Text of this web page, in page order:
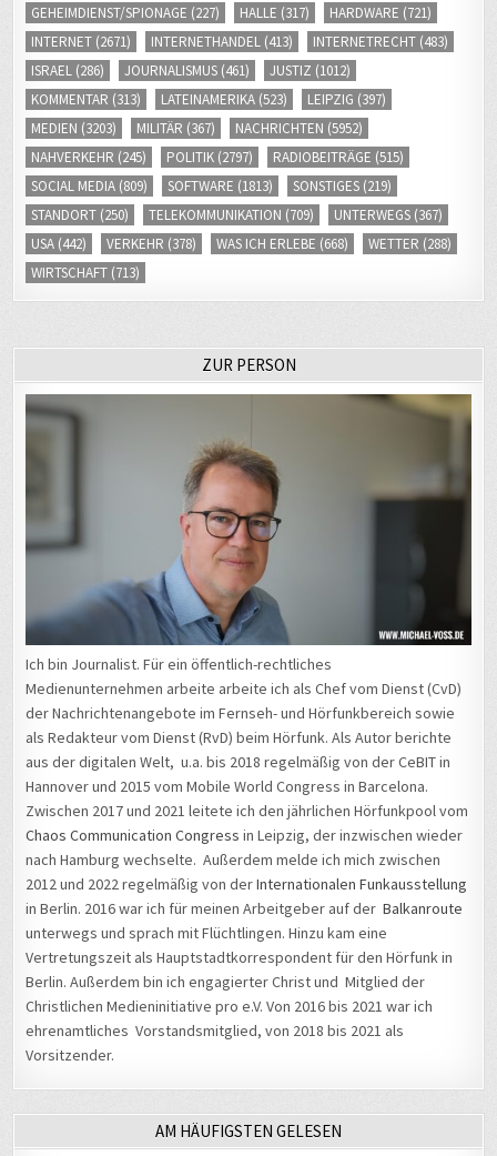
GEHEIMDIENST/SPIONAGE (227) HALLE (317) HARDWARE (721)
INTERNET (2671) INTERNETHANDEL (413) INTERNETRECHT (483)
ISRAEL (286) JOURNALISMUS (461) JUSTIZ (1012)
KOMMENTAR (313) LATEINAMERIKA (523) LEIPZIG (397)
MEDIEN (3203) MILITÄR (367) NACHRICHTEN (5952)
NAHVERKEHR (245) POLITIK (2797) RADIOBEITRÄGE (515)
SOCIAL MEDIA (809) SOFTWARE (1813) SONSTIGES (219)
STANDORT (250) TELEKOMMUNIKATION (709) UNTERWEGS (367)
USA (442) VERKEHR (378) WAS ICH ERLEBE (668) WETTER (288)
WIRTSCHAFT (713)
ZUR PERSON
Ich bin Journalist. Für ein öffentlich-rechtliches
Medienunternehmen arbeite arbeite ich als Chef vom Dienst (CvD)
der Nachrichtenangebote im Fernseh- und Hörfunkbereich sowie
als Redakteur vom Dienst (RvD) beim Hörfunk. Als Autor berichte
aus der digitalen Welt, u.a. bis 2018 regelmäßig von der CeBIT in
Hannover und 2015 vom Mobile World Congress in Barcelona.
Zwischen 2017 und 2021 leitete ich den jährlichen Hörfunkpool vom
Chaos Communication Congress in Leipzig, der inzwischen wieder
nach Hamburg wechselte. Außerdem melde ich mich zwischen
2012 und 2022 regelmäßig von derInternationalen Funkausstellung
in Berlin. 2016 war ich für meinen Arbeitgeber auf derBalkanroute
unterwegs und sprach mit Flüchtlingen. Hinzu kam eine
Vertretungszeit als Hauptstadtkorrespondent für den Hörfunk in
Berlin. Außerdem bin ich engagierter Christ und Mitglied der
Christlichen Medieninitiative pro e.V. Von 2016 bis 2021 war ich
ehrenamtliches Vorstandsmitglied, von 2018 bis 2021 als
Vorsitzender.
AM HÄUFIGSTEN GELESEN